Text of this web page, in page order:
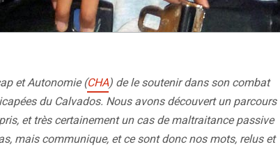
et Autonomie (CHA) de le soutenir dans son combat
du Calvados. Nous avons découvert un parcours
et très certainement un cas de maltraitance passive
mais communique, et ce sont donc nos mots, relus et